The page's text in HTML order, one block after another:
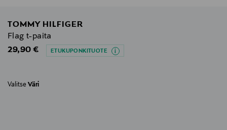
TOMMY HILFIGER
Flag t-paita
Original Price
29,90 € ETUKUPONKITUOTE
Valitse Väri